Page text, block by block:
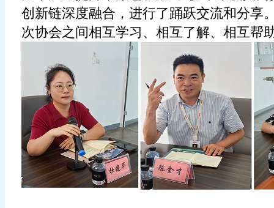
创新链深度融合， 进行了踊跃交流和分享
次协会之间相互学习、相互了解、相互帮